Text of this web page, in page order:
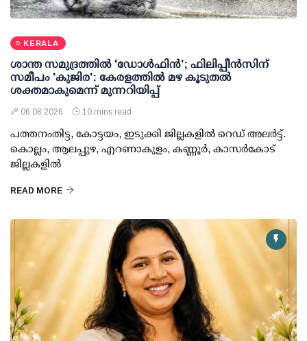
KERALA
ശാന്ത സമുദ്രത്തില്‍ 'ഡോള്‍ഫിന്‍'; ഫിലിപ്പീന്‍സിന്
സമീപം 'കുജിര': കേരളത്തില്‍ മഴ കൂടുതല്‍
ശക്തമാകുമെന്ന് മുന്നറിയിപ്പ്
06 08 2026 10 mins read
പത്തനംതിട്ട, കോട്ടയം, ഇടുക്കി ജില്ലകളില്‍ റെഡ് അലര്‍ട്ട്.
കൊല്ലം, ആലപ്പുഴ, എറണാകുളം, കണ്ണൂര്‍, കാസര്‍കോട്
ജില്ലകളില്‍
READ MORE